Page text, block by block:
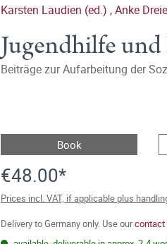
Karsten Laudien (ed.) ,Anke
Jugendhilfe
Beiträge zur Aufarbeitung der
Book
€48.00*
Prices incl. VAT, if applicable plus
Delivery to Germany only. Use our